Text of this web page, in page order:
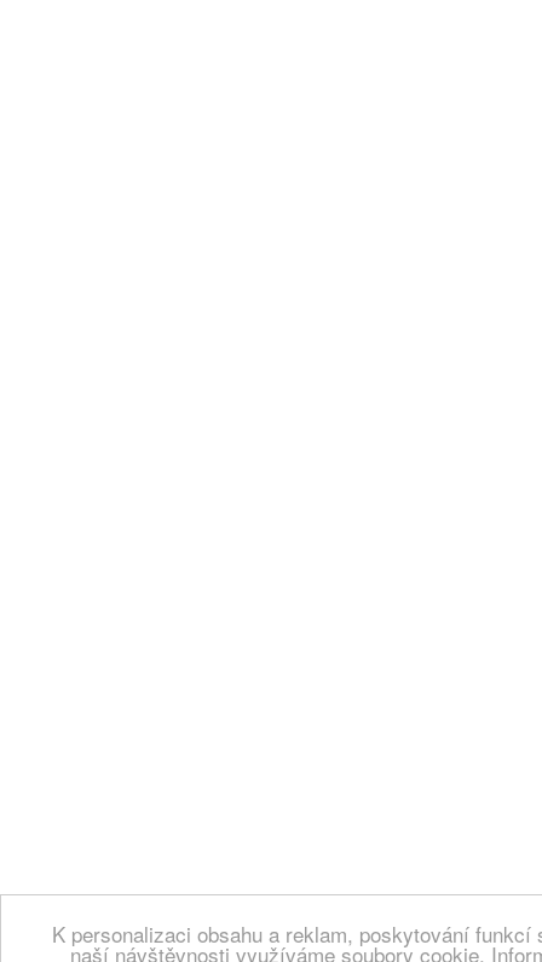
K personalizaci obsahu a reklam, poskytování
naší návštěvnosti využíváme soubory cookie.